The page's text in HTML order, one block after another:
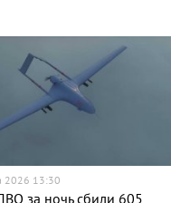
2026 13:30
за ночь сбили 605